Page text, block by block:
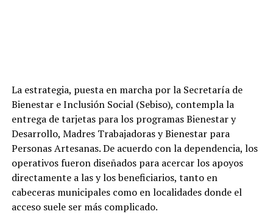
La estrategia, puesta en marcha por la Secretaría de
Bienestar e Inclusión Social (Sebiso), contempla la
entrega de tarjetas para los programas Bienestar y
Desarrollo, Madres Trabajadoras y Bienestar para
Personas Artesanas. De acuerdo con la dependencia, los
operativos fueron diseñados para acercar los apoyos
directamente a las y los beneficiarios, tanto en
cabeceras municipales como en localidades donde el
acceso suele ser más complicado.